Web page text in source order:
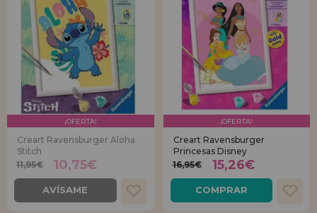
¡OFERTA!
Creart Ravensburger Aloha
Stitch
11,95€
10,75€
AVÍSAME
¡OFERTA!
Creart Ravensburger
Princesas Disney
16,95€
15,26€
COMPRAR